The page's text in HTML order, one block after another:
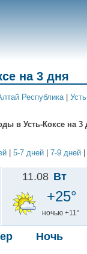
на 3 дня
Республика|
в Усть-Коксе на 3
5-7 дней 7-9 дней
Ночь
11.08 Вт
+25°
ночью +11°